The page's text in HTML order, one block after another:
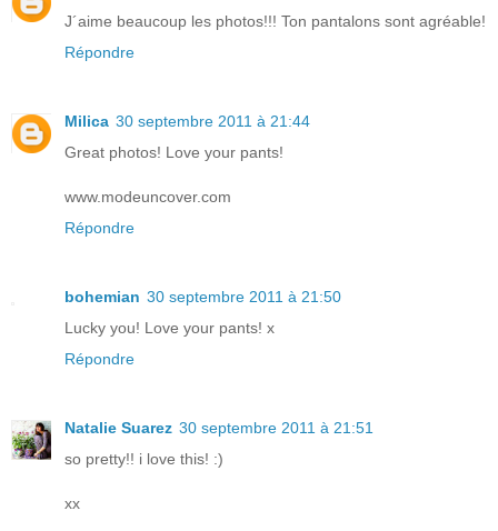
J´aime beaucoup les photos!!! Ton pantalons sont agréable!
Répondre
Milica 30 septembre 2011 à 21:44
Great photos! Love your pants!
www.modeuncover.com
Répondre
bohemian 30 septembre 2011 à 21:50
Lucky you! Love your pants! x
Répondre
Natalie Suarez 30 septembre 2011 à 21:51
so pretty!! i love this! :)
xx